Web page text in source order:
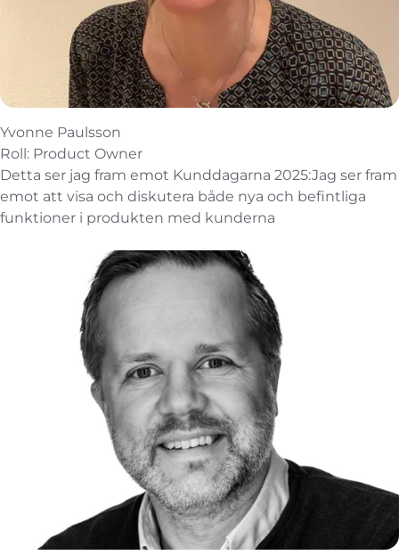
Yvonne Paulsson
Roll: Product Owner
Detta ser jag fram emot Kunddagarna 2025:Jag ser fram
emot att visa och diskutera både nya och befintliga
funktioner i produkten med kunderna